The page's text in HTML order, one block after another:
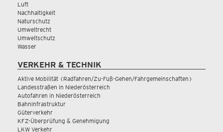
Luft
Nachhaltigkeit
Naturschutz
Umweltrecht
Umweltschutz
Wasser
VERKEHR & TECHNIK
Aktive Mobilität (Radfahren/Zu-Fuß-Gehen/Fahrgemeinschaften)
Landesstraßen in Niederösterreich
Autofahren in Niederösterreich
Bahninfrastruktur
Güterverkehr
KFZ-Überprüfung & Genehmigung
LKW Verkehr